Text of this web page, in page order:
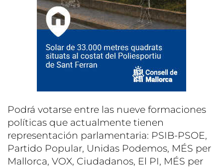
Podrá votarse entre las nueve formaciones
políticas que actualmente tienen
representación parlamentaria: PSIB-PSOE,
Partido Popular, Unidas Podemos, MÉS per
Mallorca, VOX, Ciudadanos, El PI, MÉS per